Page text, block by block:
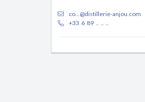
co...@distillerie-anjou.com
+33 6 89 .. .. ..